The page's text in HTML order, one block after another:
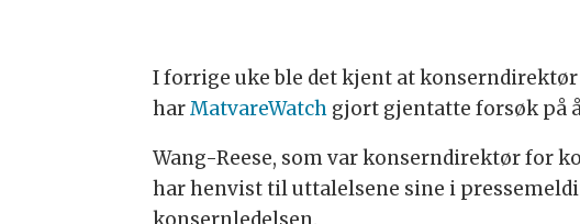
I forrige uke ble det kjent at konserndirektør
harMatvareWatch gjort gjentatte forsøk på
Wang-Reese, som var konserndirektør for
har henvist til uttalelsene sine i
konsernledelsen.